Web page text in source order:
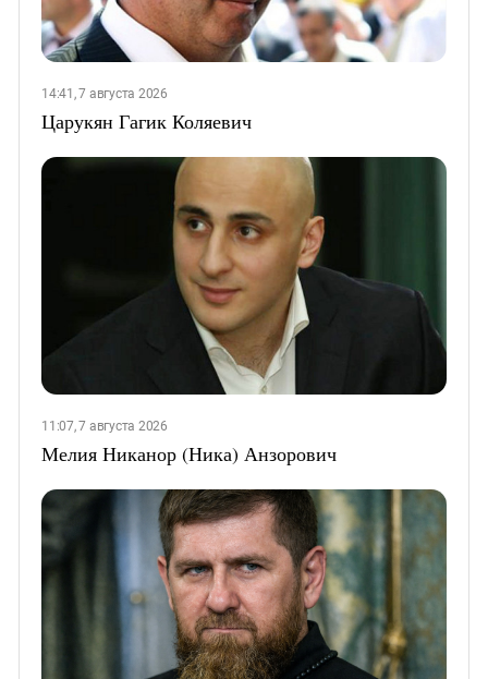
14:41, 7 августа 2026
Царукян Гагик Коляевич
11:07, 7 августа 2026
Мелия Никанор (Ника) Анзорович